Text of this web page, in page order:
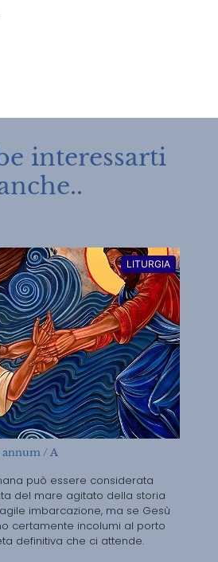
interessarti
LITURGIA
/ A
può essere considerata
del mare agitato della storia
imbarcazione, ma se Gesù
certamente incolumi al porto
definitiva che ci attende.